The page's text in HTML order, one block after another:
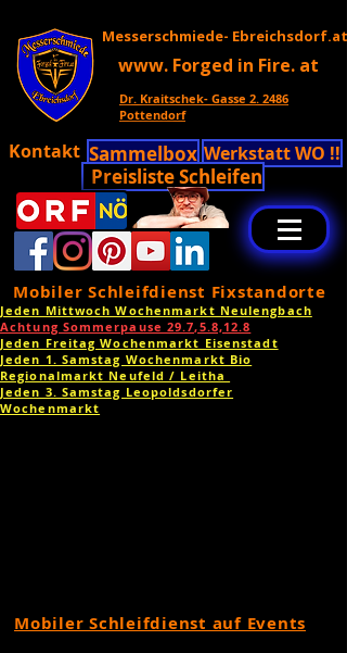
Messerschmiede- Ebreichsdorf.at
www. Forged in Fire. at
Dr. Kraitschek- Gasse 2. 2486
Pottendorf
Kontakt Sammelbox Werkstatt WO !!
Preisliste Schleifen
Mobiler Schleifdienst Fixstandorte
Jeden Mittwoch Wochenmarkt Neulengbach
Achtung Sommerpause 29.7,5.8,12.8
Jeden Freitag Wochenmarkt Eisenstadt
Jeden 1. Samstag Wochenmarkt Bio
Regionalmarkt Neufeld / Leitha
Jeden 3. Samstag Leopoldsdorfer
Wochenmarkt
Mobiler Schleifdienst auf Events